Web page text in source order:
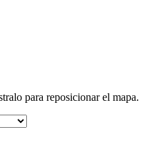
para reposicionar el mapa.